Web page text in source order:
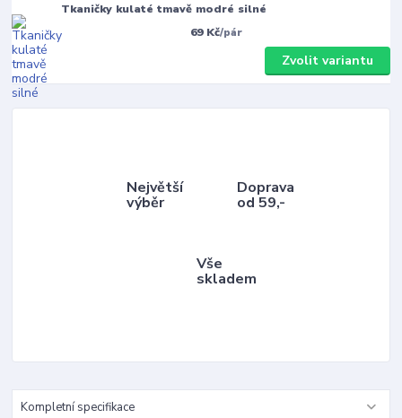
Tkaničky kulaté tmavě modré silné
69 Kč/pár
Zvolit variantu
Největší
výběr
Doprava
od 59,-
Vše
skladem
Kompletní specifikace